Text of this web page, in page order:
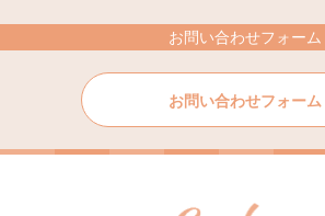
お問い合わせフォーム
お問い合わせフォーム